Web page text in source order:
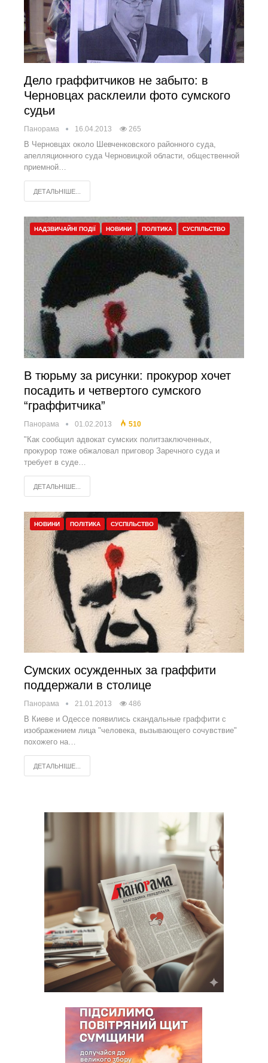
Дело граффитчиков не забыто: в
Черновцах расклеили фото сумского
судьи
Панорама 16.04.2013 265
В Черновцах около Шевченковского районного суда,
апелляционного суда Черновицкой области, общественной
приемной…
ДЕТАЛЬНІШЕ...
НАДЗВИЧАЙНІ ПОДІЇ НОВИНИ ПОЛІТИКА СУСПІЛЬСТВО
В тюрьму за рисунки: прокурор хочет
посадить и четвертого сумского
“граффитчика”
Панорама 01.02.2013 510
"Как сообщил адвокат сумских политзаключенных,
прокурор тоже обжаловал приговор Заречного суда и
требует в суде…
ДЕТАЛЬНІШЕ...
НОВИНИ ПОЛІТИКА СУСПІЛЬСТВО
Сумских осужденных за граффити
поддержали в столице
Панорама 21.01.2013 486
В Киеве и Одессе появились скандальные граффити с
изображением лица "человека, вызывающего сочувствие"
похожего на…
ДЕТАЛЬНІШЕ...